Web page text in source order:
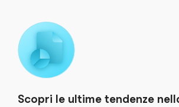
Scopri le ultime tendenze